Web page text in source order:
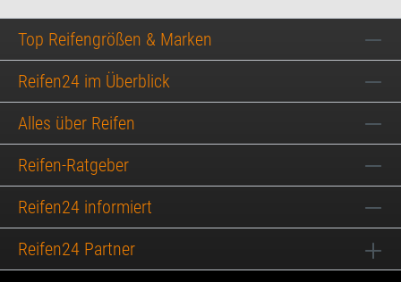
Top Reifengrößen & Marken
Reifen24 im Überblick
Alles über Reifen
Reifen-Ratgeber
Reifen24 informiert
Reifen24 Partner